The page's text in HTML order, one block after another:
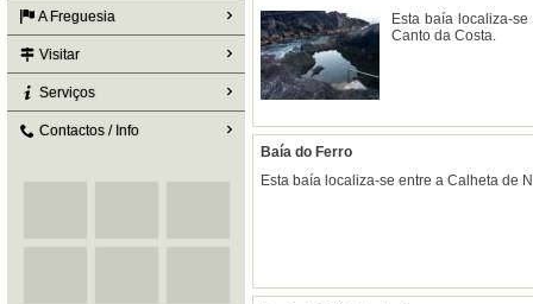
A Freguesia
Visitar
Serviços
Contactos / Info
Esta baía localiza-
Canto da Costa.
Baía do Ferro
Esta baía localiza-se entre a Calheta de